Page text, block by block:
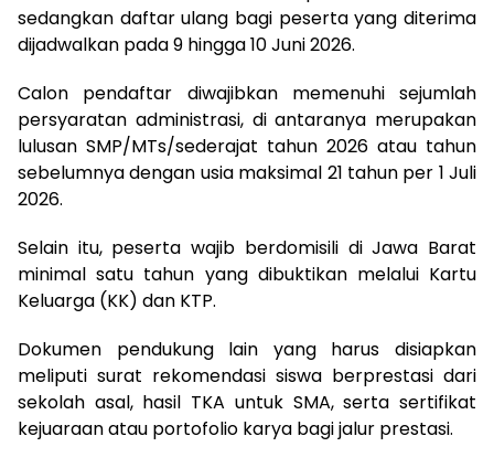
sedangkan daftar ulang bagi peserta yang diterima
dijadwalkan pada 9 hingga 10 Juni 2026.
Calon pendaftar diwajibkan memenuhi sejumlah
persyaratan administrasi, di antaranya merupakan
lulusan SMP/MTs/sederajat tahun 2026 atau tahun
sebelumnya dengan usia maksimal 21 tahun per 1 Juli
2026.
Selain itu, peserta wajib berdomisili di Jawa Barat
minimal satu tahun yang dibuktikan melalui Kartu
Keluarga (KK) dan KTP.
Dokumen pendukung lain yang harus disiapkan
meliputi surat rekomendasi siswa berprestasi dari
sekolah asal, hasil TKA untuk SMA, serta sertifikat
kejuaraan atau portofolio karya bagi jalur prestasi.